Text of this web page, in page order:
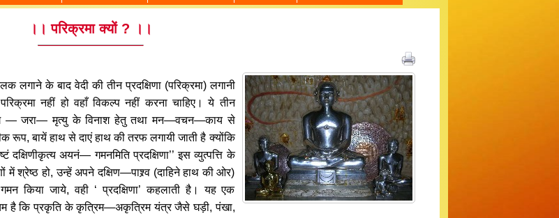
।। परिक्रमा क्यों ? ।।
लगाने के बाद वेदी की तीन प्रदक्षिणा (परिक्रमा) लगानी
नहीं हो वहाँ विकल्प नहीं करना चाहिए। ये तीन
— जरा— मृत्यु के विनाश हेतु तथा मन—वचन—काय से
रूप, बायें हाथ से दाएं हाथ की तरफ लगायी जाती है क्योंकि
दक्षिणीकृत्य अयनं— गमनमिति प्रदक्षिणा’’ इस व्युत्पत्ति के
में श्रेष्ठ हो, उन्हें अपने दक्षिण—पाश्र्व (दाहिने हाथ की ओर)
किया जाये, वही ‘ प्रदक्षिणा’ कहलाती है। यह एक
है कि प्रकृति के कृत्रिम—अकृत्रिम यंत्र जैसे घड़ी, पंखा,